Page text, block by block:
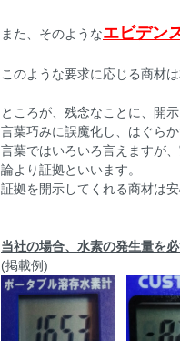
また、そのようなエビデン
このような要求に応じる商材
ところが、残念なことに、開
言葉巧みに誤魔化し、はぐらか
言葉ではいろいろ言えますが
論より証拠といいます。
証拠を開示してくれる商材は安
当社の場合、水素の発生量を
(掲載例)